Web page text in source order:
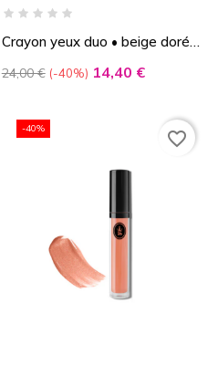
Crayon yeux duo • beige doré
Prix
24,00 € -40% Prix
14,40 €
-40% favorite_border